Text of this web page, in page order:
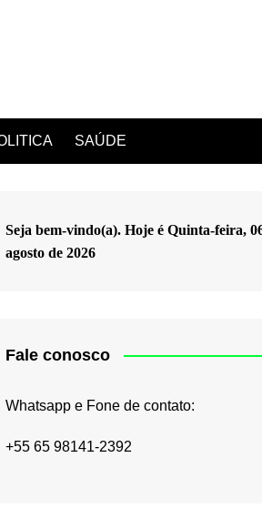
SAÚDE
Seja bem-vindo(a). Hoje é Quinta-feira,
agosto de 2026
Fale conosco
Whatsapp e Fone de contato:
+55 65 98141-2392